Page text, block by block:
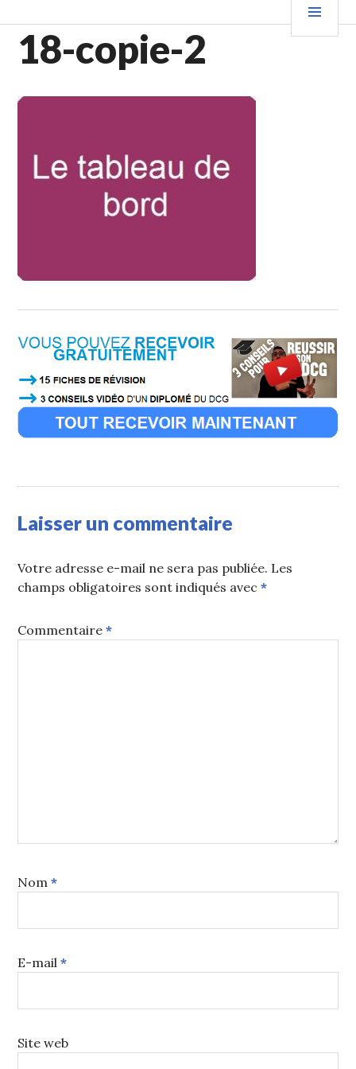
au
contenu
principal
18-copie-2
Laisser un commentaire
Votre adresse e-mail ne sera pas publiée. Les
champs obligatoires sont indiqués avec*
Commentaire*
Nom*
E-mail*
Site web